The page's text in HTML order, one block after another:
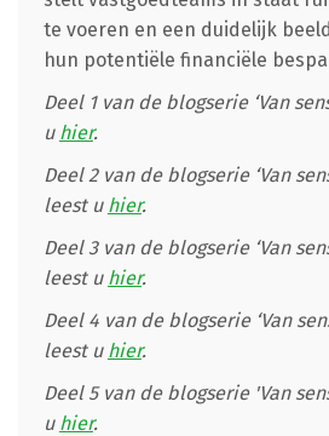
te voeren en een duidelijk
hun potentiële financiële
Deel 1 van de blogserie ‘Van
u hier.
Deel 2 van de blogserie ‘Van
leest u hier.
Deel 3 van de blogserie ‘Van
leest u hier.
Deel 4 van de blogserie ‘Van
leest u hier.
Deel 5 van de blogserie 'Van
u hier.